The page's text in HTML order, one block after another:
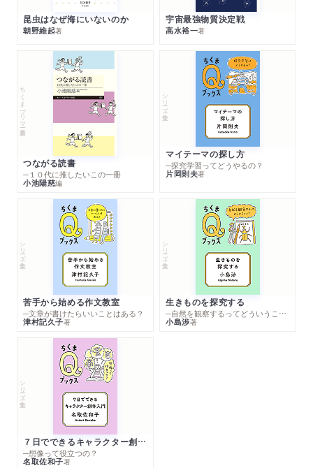
昆虫はなぜ海にいないのか
朝野維起著
宇宙最強物質決定戦
高水裕一著
ちくまプリマー新書
つながる読書
─１０代に推したいこの一冊
小池陽慈編
シリーズ・全集
マイテーマの探し方
─探究学習ってどうやるの？
片岡則夫著
シリーズ・全集
苦手から始める作文教室
─文章が書けたらいいことはある？
津村記久子著
シリーズ・全集
生きものを探究する
─自然を観察するってどういうこと？
小島渉著
シリーズ・全集
７日でできるキャラクター創作入門
─想像って役立つの？
名取佐和子著